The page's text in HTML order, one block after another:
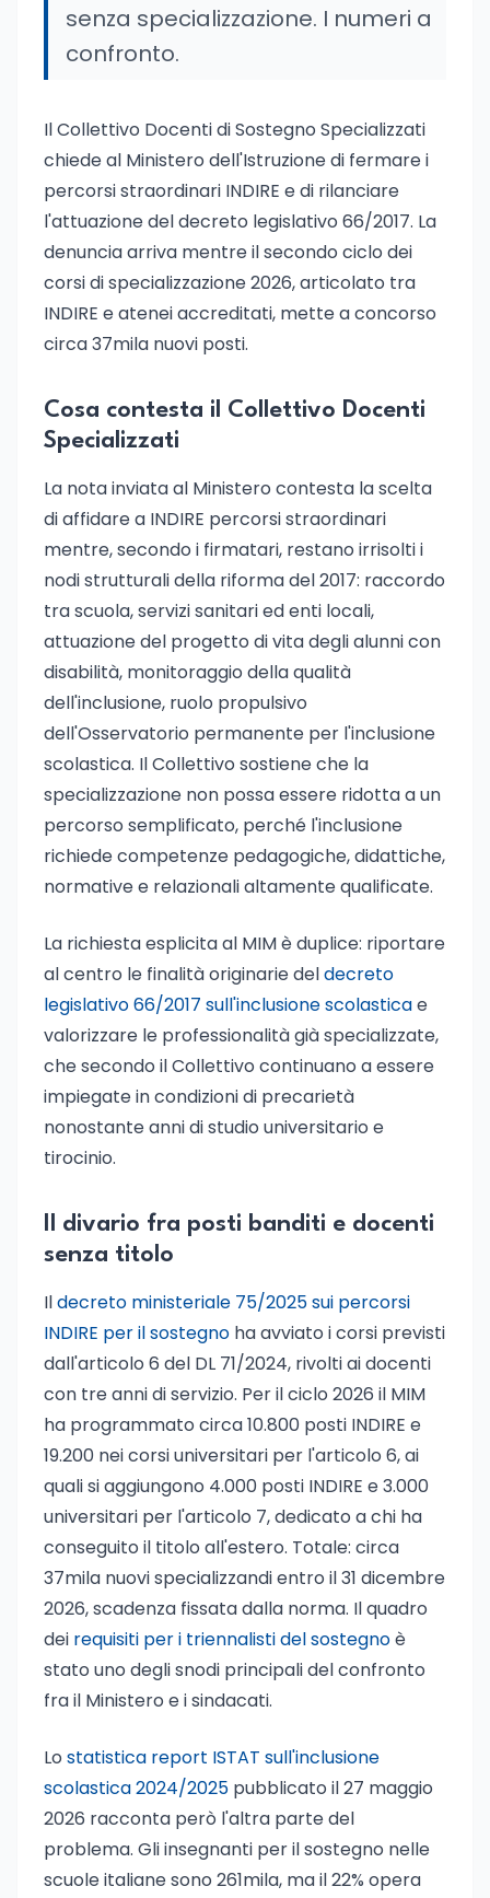
senza specializzazione. I numeri a
confronto.
Il Collettivo Docenti di Sostegno Specializzati
chiede al Ministero dell'Istruzione di fermare i
percorsi straordinari INDIRE e di rilanciare
l'attuazione del decreto legislativo 66/2017. La
denuncia arriva mentre il secondo ciclo dei
corsi di specializzazione 2026, articolato tra
INDIRE e atenei accreditati, mette a concorso
circa 37mila nuovi posti.
Cosa contesta il Collettivo Docenti
Specializzati
La nota inviata al Ministero contesta la scelta
di affidare a INDIRE percorsi straordinari
mentre, secondo i firmatari, restano irrisolti i
nodi strutturali della riforma del 2017: raccordo
tra scuola, servizi sanitari ed enti locali,
attuazione del progetto di vita degli alunni con
disabilità, monitoraggio della qualità
dell'inclusione, ruolo propulsivo
dell'Osservatorio permanente per l'inclusione
scolastica. Il Collettivo sostiene che la
specializzazione non possa essere ridotta a un
percorso semplificato, perché l'inclusione
richiede competenze pedagogiche, didattiche,
normative e relazionali altamente qualificate.
La richiesta esplicita al MIM è duplice: riportare
al centro le finalità originarie deldecreto
legislativo 66/2017 sull'inclusione scolasticae
valorizzare le professionalità già specializzate,
che secondo il Collettivo continuano a essere
impiegate in condizioni di precarietà
nonostante anni di studio universitario e
tirocinio.
Il divario fra posti banditi e docenti
senza titolo
Ildecreto ministeriale 75/2025 sui percorsi
INDIRE per il sostegno ha avviato i corsi previsti
dall'articolo 6 del DL 71/2024, rivolti ai docenti
con tre anni di servizio. Per il ciclo 2026 il MIM
ha programmato circa 10.800 posti INDIRE e
19.200 nei corsi universitari per l'articolo 6, ai
quali si aggiungono 4.000 posti INDIRE e 3.000
universitari per l'articolo 7, dedicato a chi ha
conseguito il titolo all'estero. Totale: circa
37mila nuovi specializzandi entro il 31 dicembre
2026, scadenza fissata dalla norma. Il quadro
dei requisiti per i triennalisti del sostegnoè
stato uno degli snodi principali del confronto
fra il Ministero e i sindacati.
Lo statistica report ISTAT sull'inclusione
scolastica 2024/2025 pubblicato il 27 maggio
2026 racconta però l'altra parte del
problema. Gli insegnanti per il sostegno nelle
scuole italiane sono 261mila, ma il 22% opera